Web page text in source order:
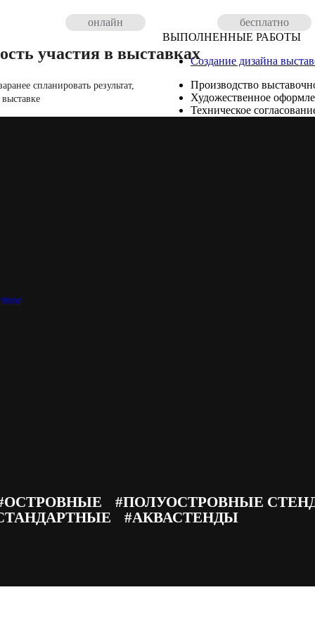
онлайн бесплатно
участия в выставках
спланировать результат,
#ПОЛУОСТРОВНЫЕ
#АКВАСТЕНДЫ
ВЫПОЛНЕННЫЕ РАБОТЫ
Создание дизайна
Производство
Художественное
Техническое